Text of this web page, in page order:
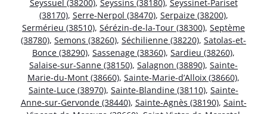
Seyssuel (38200), Seyssins (38180), Seyssinet-Pariset
(38170), Serre-Nerpol (38470), Serpaize (38200),
Sermérieu (38510), Sérézin-de-la-Tour (38300), Septème
(38780), Semons (38260), Séchilienne (38220), Satolas-et-
Bonce (38290), Sassenage (38360), Sardieu (38260),
Salaise-sur-Sanne (38150), Salagnon (38890), Sainte-
Marie-du-Mont (38660), Sainte-Marie-d’Alloix (38660),
Sainte-Luce (38970), Sainte-Blandine (38110), Sainte-
Anne-sur-Gervonde (38440), Sainte-Agnès (38190), Saint-